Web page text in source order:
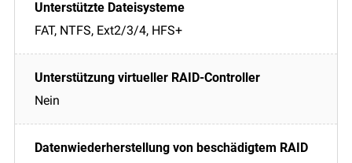
FAT, NTFS, Ext2/3/4, HFS+
Nein